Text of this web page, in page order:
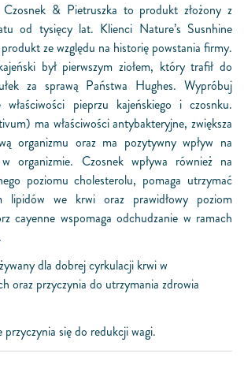
& Pietruszka to produkt złożony z
od tysięcy lat. Klienci Nature’s Susnhine
ze względu na historię powstania firmy.
był pierwszym ziołem, który trafił do
za sprawą Państwa Hughes. Wypróbuj
właściwości pieprzu kajeńskiego i czosnku.
ma właściwości antybakteryjne, zwiększa
organizmu oraz ma pozytywny wpływ na
organizmie. Czosnek wpływa również na
poziomu cholesterolu, pomaga utrzymać
lipidów we krwi oraz prawidłowy poziom
cayenne wspomaga odchudzanie w ramach
dla dobrej cyrkulacji krwi w
oraz przyczynia do utrzymania zdrowia
przyczynia się do redukcji wagi.